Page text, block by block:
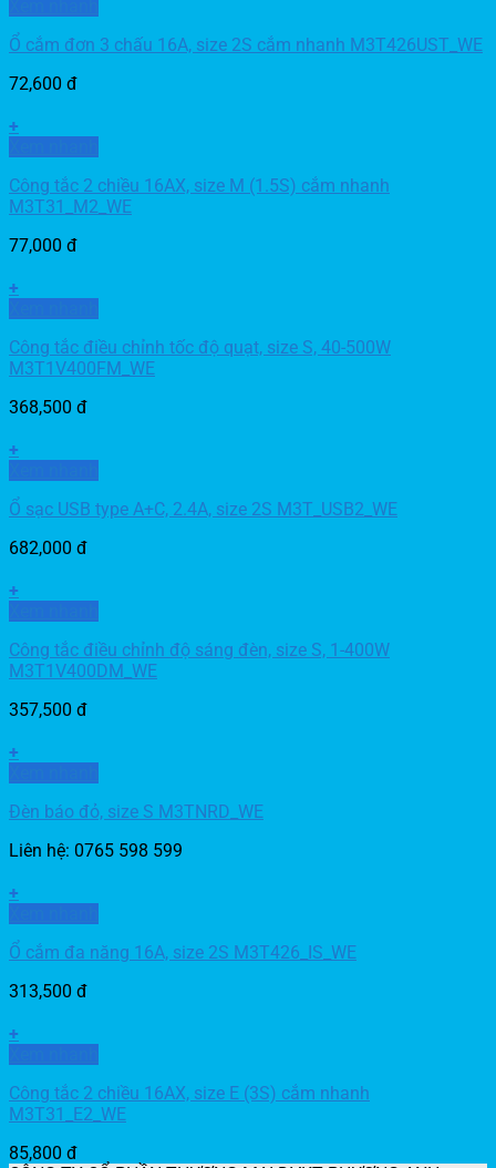
Ổ cắm đơn 3 chấu 16A, size 2S cắm nhanh M3T426UST_WE
72,600 đ
+
Công tắc 2 chiều 16AX, size M (1.5S) cắm nhanh
M3T31_M2_WE
77,000 đ
+
Công tắc điều chỉnh tốc độ quạt, size S, 40-500W
M3T1V400FM_WE
368,500 đ
+
Ổ sạc USB type A+C, 2.4A, size 2S M3T_USB2_WE
682,000 đ
+
Công tắc điều chỉnh độ sáng đèn, size S, 1-400W
M3T1V400DM_WE
357,500 đ
+
Đèn báo đỏ, size S M3TNRD_WE
Liên hệ: 0765 598 599
+
Ổ cắm đa năng 16A, size 2S M3T426_IS_WE
313,500 đ
+
Công tắc 2 chiều 16AX, size E (3S) cắm nhanh
M3T31_E2_WE
85,800 đ